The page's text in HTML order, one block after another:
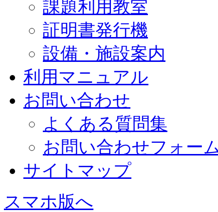
課題利用教室
証明書発行機
設備・施設案内
利用マニュアル
お問い合わせ
よくある質問集
お問い合わせフォー
サイトマップ
スマホ版へ